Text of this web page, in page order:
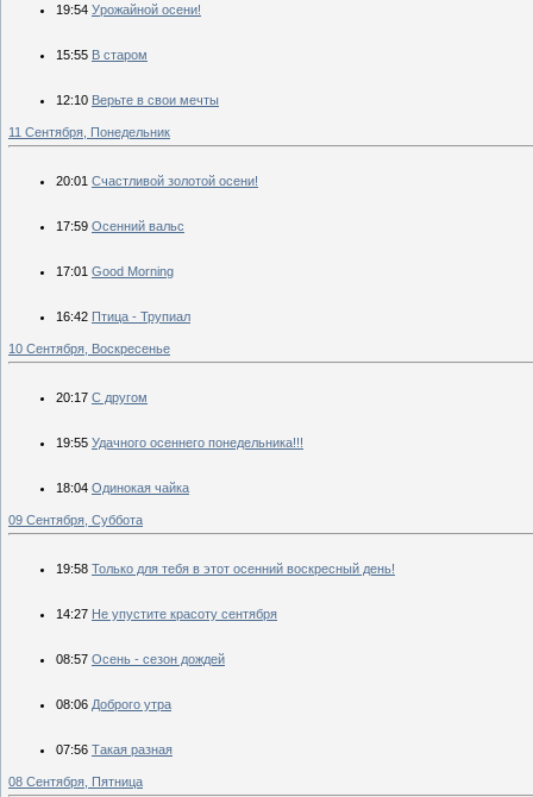
19:54 Урожайной осени!
15:55 В старом
12:10 Верьте в свои мечты
11 Сентября, Понедельник
20:01 Счастливой золотой осени!
17:59 Осенний вальс
17:01 Good Morning
16:42 Птица - Трупиал
10 Сентября, Воскресенье
20:17 С другом
19:55 Удачного осеннего понедельника!!!
18:04 Одинокая чайка
09 Сентября, Суббота
19:58 Только для тебя в этот осенний воскресный день!
14:27 Не упустите красоту сентября
08:57 Осень - сезон дождей
08:06 Доброго утра
07:56 Такая разная
08 Сентября, Пятница